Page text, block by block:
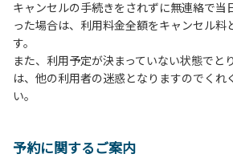
手続きを行ってください。
４、車両は、荷物の積み下ろし時以外は
ださい。
５、チェックアウトは、午前10時まで
午後5時まで）です。チェックインの手
方や使用人数が増えた場合は、必ず手続
ら午前10時までの間にゴミステーション
キャンセルの手続きをされずに無連絡で当
った場合は、利用料金全額をキャンセル料
す。
また、利用予定が決まっていない状態でと
は、他の利用者の迷惑となりますのでくれ
い。
予約に関するご案内